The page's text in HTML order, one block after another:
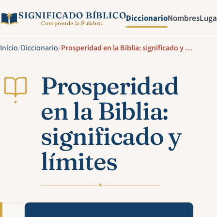
SIGNIFICADO BÍBLICO
Comprende la Palabra. DiccionarioNombres
Inicio/Diccionario/ Prosperidad en la Biblia: significado y límites
✦
Prosperidad
en la Biblia:
significado y
límites
✦
Mira esta explicación en